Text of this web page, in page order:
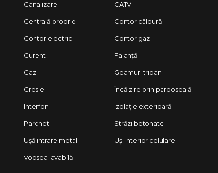
Canalizare CATV
Centrală proprie Contor căldură
Contor electric Contor gaz
Curent Faianță
Gaz Geamuri tripan
Gresie Încălzire prin pardoseală
Interfon Izolație exterioară
Parchet Străzi betonate
Ușă intrare metal Uși interior celulare
Vopsea lavabilă